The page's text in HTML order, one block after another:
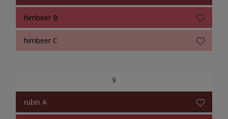
himbeer B
himbeer C
9
rubin A